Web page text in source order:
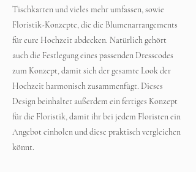
Tischkarten und vieles mehr umfassen, sowie
Floristik-Konzepte, die die Blumenarrangements
für eure Hochzeit abdecken. Natürlich gehört
auch die Festlegung eines passenden Dresscodes
zum Konzept, damit sich der gesamte Look der
Hochzeit harmonisch zusammenfügt. Dieses
Design beinhaltet außerdem ein fertiges Konzept
für die Floristik, damit ihr bei jedem Floristen ein
Angebot einholen und diese praktisch vergleichen
könnt.